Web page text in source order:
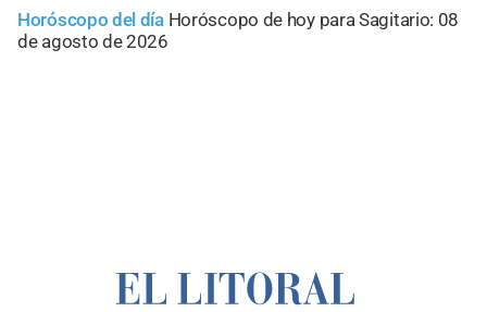
Horóscopo del día Horóscopo de hoy para Sagitario: 08
de agosto de 2026